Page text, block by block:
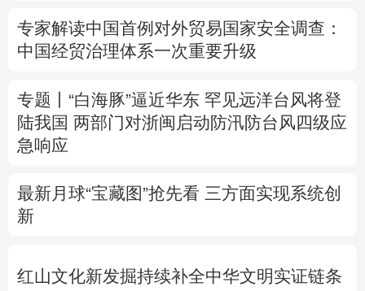
专家解读中国首例对外贸易国家安全调查：
中国经贸治理体系一次重要升级
专题丨 “白海豚”逼近华东 罕见远洋台风将登
陆我国 两部门对浙闽启动防汛防台风四级应
急响应
最新月球“宝藏图”抢先看 三方面实现系统创
新
红山文化新发掘持续补全中华文明实证链条